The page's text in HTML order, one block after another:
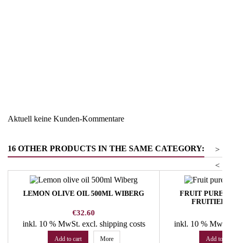
Aktuell keine Kunden-Kommentare
16 OTHER PRODUCTS IN THE SAME CATEGORY:
>
<
LEMON OLIVE OIL 500ML WIBERG
Price
€32.60
inkl. 10 % MwSt. excl. shipping costs
Add to cart More
FRUIT
inkl. 10 %
Add to